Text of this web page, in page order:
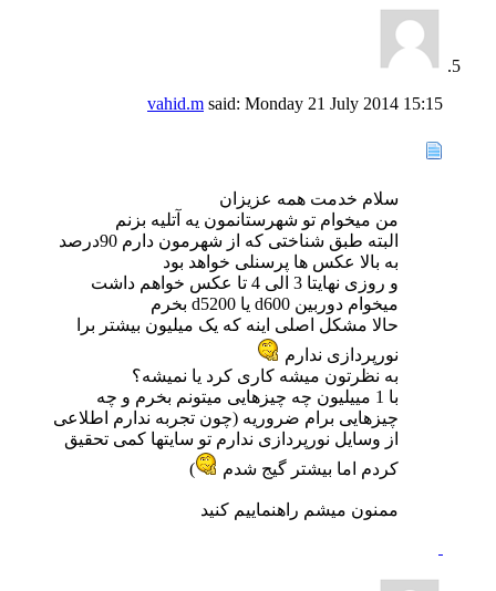
vahid.m said: Monday 21 July 2014 15:15
سلام خدمت همه عزیزان
من میخوام تو شهرستانمون یه آتلیه بزنم
البته طبق شناختی که از شهرمون دارم 90درصد
به بالا عکس ها پرسنلی خواهد بود
و روزی نهایتا 3 الی 4 تا عکس خواهم داشت
میخوام دوربین d600 یا d5200 بخرم
حالا مشکل اصلی اینه که یک میلیون بیشتر برا
نورپردازی ندارم
به نظرتون میشه کاری کرد یا نمیشه؟
با 1 مییلیون چه چیزهایی میتونم بخرم و چه
چیزهایی برام ضروریه (چون تجربه ندارم اطلاعی
از وسایل نورپردازی ندارم تو سایتها کمی تحقیق
کردم اما بیشتر گیج شدم
)
ممنون میشم راهنماییم کنید